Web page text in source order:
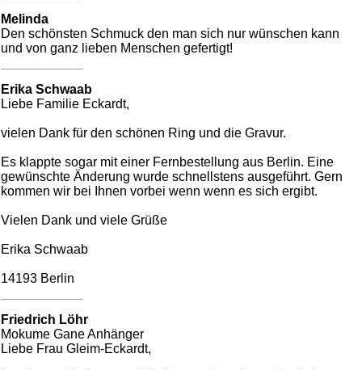
Melinda
Den schönsten Schmuck den man sich nur wünschen kann
und von ganz lieben Menschen gefertigt!
Erika Schwaab
Liebe Familie Eckardt,
vielen Dank für den schönen Ring und die Gravur.
Es klappte sogar mit einer Fernbestellung aus Berlin. Eine
gewünschte Änderung wurde schnellstens ausgeführt. Gern
kommen wir bei Ihnen vorbei wenn wenn es sich ergibt.
Vielen Dank und viele Grüße
Erika Schwaab
14193 Berlin
Friedrich Löhr
Mokume Gane Anhänger
Liebe Frau Gleim-Eckardt,